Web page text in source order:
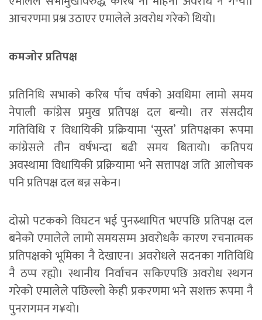
आचरणमा प्रश्न उठाएर एमालेले अवरोध गरेको थियो।
कमजोर प्रतिपक्ष
प्रतिनिधि सभाको करिब पाँच वर्षको अवधिमा लामो समय
नेपाली कांग्रेस प्रमुख प्रतिपक्ष दल बन्यो। तर संसदीय
गतिविधि र विधायिकी प्रक्रियामा ‘सुस्त’ प्रतिपक्षका रूपमा
कांग्रेसले तीन वर्षभन्दा बढी समय बितायो। कतिपय
अवस्थामा विधायिकी प्रक्रियामा भने सत्तापक्ष जति आलोचक
पनि प्रतिपक्ष दल बन्न सकेन।
दोस्रो पटकको विघटन भई पुनस्र्थापित भएपछि प्रतिपक्ष दल
बनेको एमालेले लामो समयसम्म अवरोधकै कारण रचनात्मक
प्रतिपक्षको भूमिका नै देखाएन। अवरोधले सदनका गतिविधि
नै ठप्प रह्यो। स्थानीय निर्वाचन सकिएपछि अवरोध स्थगन
गरेको एमालेले पछिल्लो केही प्रकरणमा भने सशक्त रूपमा नै
पुनरागमन ग¥यो।